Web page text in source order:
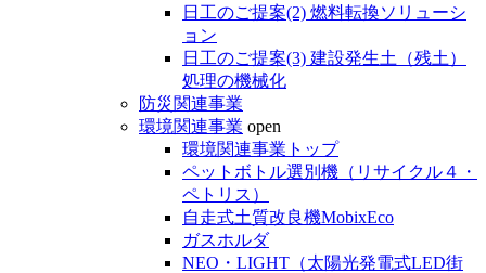
日工のご提案(2) 燃料転換ソリューシ
ョン
日工のご提案(3) 建設発生土（残土）
処理の機械化
防災関連事業
環境関連事業 open
環境関連事業トップ
ペットボトル選別機（リサイクル４・
ペトリス）
自走式土質改良機MobixEco
ガスホルダ
NEO・LIGHT（太陽光発電式LED街